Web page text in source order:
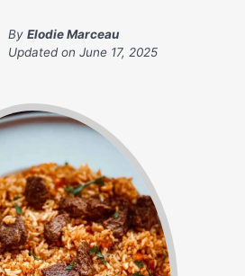
By Elodie Marceau
Updated on June 17, 2025